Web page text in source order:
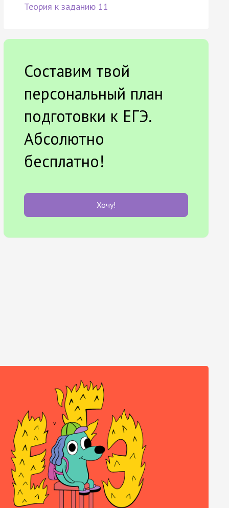
Теория к заданию 11
Составим твой
персональный план
подготовки к ЕГЭ.
Абсолютно
бесплатно!
Хочу!